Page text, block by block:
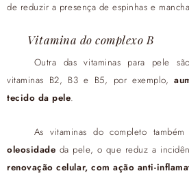
de reduzir a presença de espinhas e
Vitamina do complexo B
Outra das vitaminas para pele
vitaminas B2, B3 e B5, por exemplo,
tecido da pele.
As vitaminas do completo
oleosidade da pele, o que reduz a
renovação celular, com ação anti-